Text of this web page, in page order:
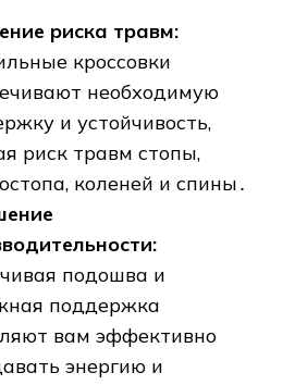
риска травм:
кроссовки
необходимую
и устойчивость,
риск травм стопы,
коленей и спины․
подошва и
поддержка
вам эффективно
энергию и